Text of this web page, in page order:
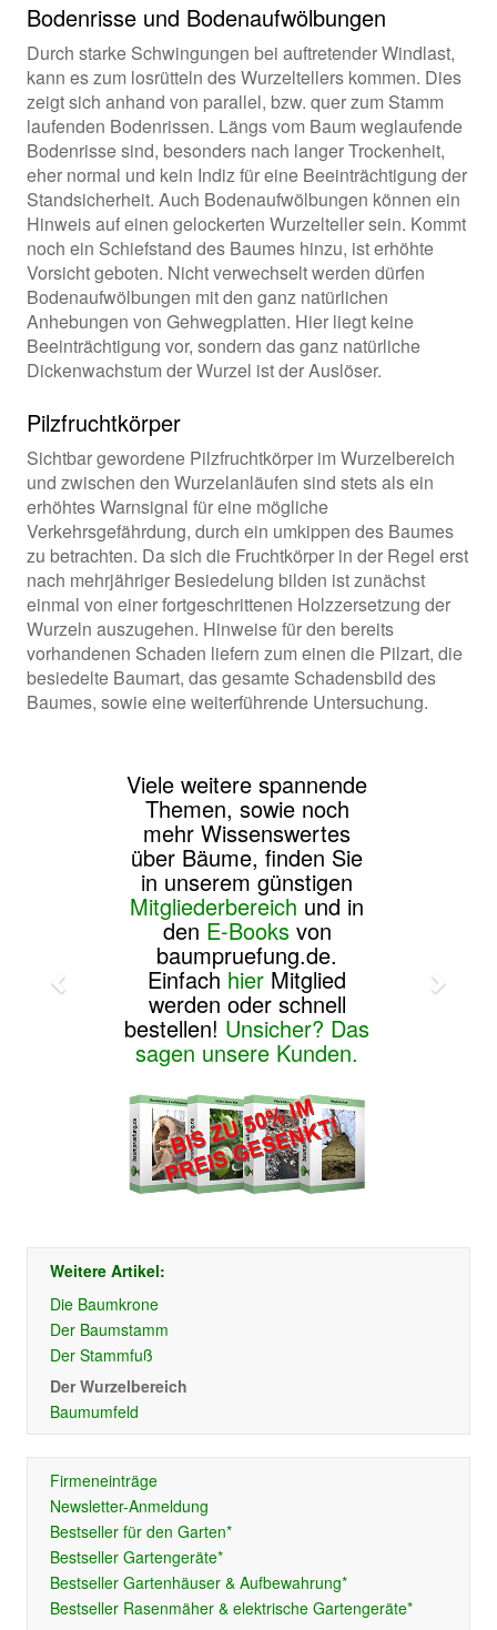
Bodenrisse und Bodenaufwölbungen
Durch starke Schwingungen bei auftretender Windlast,
kann es zum losrütteln des Wurzeltellers kommen. Dies
zeigt sich anhand von parallel, bzw. quer zum Stamm
laufenden Bodenrissen. Längs vom Baum weglaufende
Bodenrisse sind, besonders nach langer Trockenheit,
eher normal und kein Indiz für eine Beeinträchtigung der
Standsicherheit. Auch Bodenaufwölbungen können ein
Hinweis auf einen gelockerten Wurzelteller sein. Kommt
noch ein Schiefstand des Baumes hinzu, ist erhöhte
Vorsicht geboten. Nicht verwechselt werden dürfen
Bodenaufwölbungen mit den ganz natürlichen
Anhebungen von Gehwegplatten. Hier liegt keine
Beeinträchtigung vor, sondern das ganz natürliche
Dickenwachstum der Wurzel ist der Auslöser.
Pilzfruchtkörper
Sichtbar gewordene Pilzfruchtkörper im Wurzelbereich
und zwischen den Wurzelanläufen sind stets als ein
erhöhtes Warnsignal für eine mögliche
Verkehrsgefährdung, durch ein umkippen des Baumes
zu betrachten. Da sich die Fruchtkörper in der Regel erst
nach mehrjähriger Besiedelung bilden ist zunächst
einmal von einer fortgeschrittenen Holzzersetzung der
Wurzeln auszugehen. Hinweise für den bereits
vorhandenen Schaden liefern zum einen die Pilzart, die
besiedelte Baumart, das gesamte Schadensbild des
Baumes, sowie eine weiterführende Untersuchung.
Viele weitere spannende
Themen, sowie noch
mehr Wissenswertes
über Bäume, finden Sie
in unserem günstigen
Mitgliederbereich und in
den E-Booksvon
baumpruefung.de.
Einfach hier Mitglied
werden oder schnell
bestellen! Unsicher? Das
sagen unsere Kunden.
Weitere Artikel:
Die Baumkrone
Der Baumstamm
Der Stammfuß
Der Wurzelbereich
Baumumfeld
Firmeneinträge
Newsletter-Anmeldung
Bestseller für den Garten*
Bestseller Gartengeräte*
Bestseller Gartenhäuser & Aufbewahrung*
Bestseller Rasenmäher & elektrische Gartengeräte*